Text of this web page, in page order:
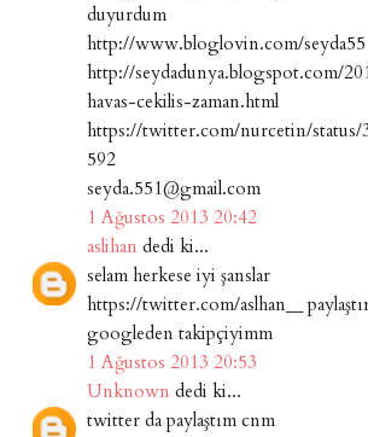
duyurdum
http://www.bloglovin.com/seyda55
http://seydadunya.blogspot.com/
havas-cekilis-zaman.html
https://twitter.com/nurcetin/status/
592
seyda.551@gmail.com
1 Ağustos 2013 20:42
aslihan dedi ki...
selam herkese iyi şanslar
https://twitter.com/aslhan__
googleden takipçiyimm
1 Ağustos 2013 20:53
Unknown dedi ki...
twitter da paylaştım cnm